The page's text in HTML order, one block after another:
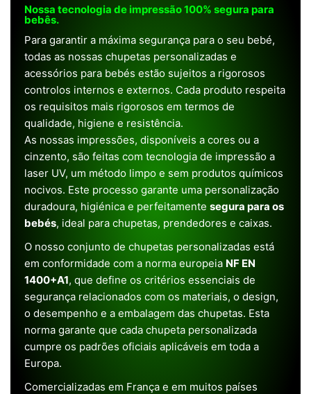
Nossa tecnologia de impressão 100% segura para
bebês.
Para garantir a máxima segurança para o seu bebé,
todas as nossas chupetas personalizadas e
acessórios para bebés estão sujeitos a rigorosos
controlos internos e externos. Cada produto respeita
os requisitos mais rigorosos em termos de
qualidade, higiene e resistência.
As nossas impressões, disponíveis a cores ou a
cinzento, são feitas com tecnologia de impressão a
laser UV, um método limpo e sem produtos químicos
nocivos. Este processo garante uma personalização
duradoura, higiénica e perfeitamente segura para os
bebés, ideal para chupetas, prendedores e caixas.
O nosso conjunto de chupetas personalizadas está
em conformidade com a norma europeia NF EN
1400+A1, que define os critérios essenciais de
segurança relacionados com os materiais, o design,
o desempenho e a embalagem das chupetas. Esta
norma garante que cada chupeta personalizada
cumpre os padrões oficiais aplicáveis em toda a
Europa.
Comercializadas em França e em muitos países